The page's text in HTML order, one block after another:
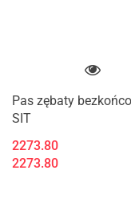
Pas zębaty
SIT
2273.80
2273.80